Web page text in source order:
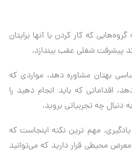
که کار کردن با آنها برایتان
پیشرفت شغلی عقب بیندازد.
بهتان مشاوره دهد، مواردی که
اقداماتی که باید انجام دهید را
دنبال چه تجربیاتی بروید.
مهم ترین نکته اینجاست که
محیطی قرار دارید که می‌توانید